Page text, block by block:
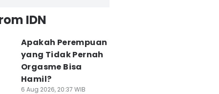
IDN
Apakah Perempuan
yang Tidak Pernah
Orgasme Bisa
Hamil?
6 Aug 2026, 20:37 WIB